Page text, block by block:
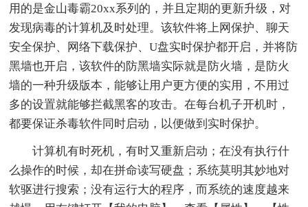
用的是金山毒霸20xx系列的，并且定期的更新升级，对
发现病毒的计算机及时处理。该软件将上网保护、聊天
安全保护、网络下载保护、U盘实时保护都开启，并将防
黑墙也开启，该软件的防黑墙实际就是防火墙，是防火
墙的一种升级版本，能够让用户更方便的实用，不用过
多的设置就能够拦截黑客的攻击。在每台机子开机时，
都要保证杀毒软件同时启动，以便做到实时保护。
计算机有时死机，有时又重新启动；在没有执行什
么操作的时候，却在拼命读写硬盘；系统莫明其妙地对
软驱进行搜索；没有运行大的程序，而系统的速度越来